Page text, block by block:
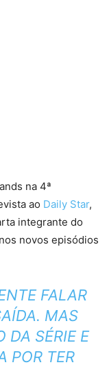
na 4ª
ao Daily Star,
integrante do
novos episódios
FALAR
MAS
DA SÉRIE E
POR TER